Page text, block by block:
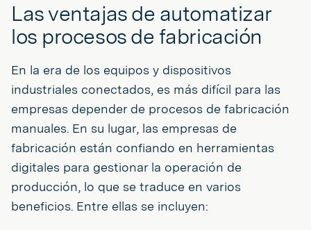
Las ventajas de automatizar
los procesos de fabricación
En la era de los equipos y dispositivos
industriales conectados, es más difícil para las
empresas depender de procesos de fabricación
manuales. En su lugar, las empresas de
fabricación están confiando en herramientas
digitales para gestionar la operación de
producción, lo que se traduce en varios
beneficios. Entre ellas se incluyen: